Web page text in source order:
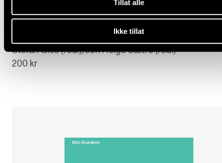
Tillat alle
Ikke tillat
Stefan Gies (red.), Jon Helge Sætre (red.)
200 kr